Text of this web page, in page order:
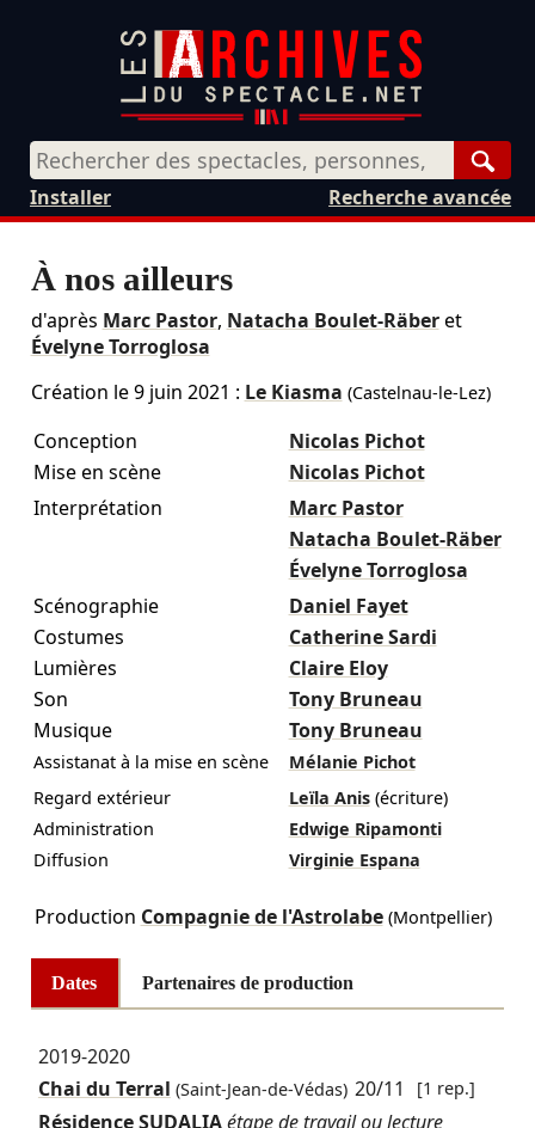
Recherche avancée
Installer
À nos ailleurs
d'après Marc Pastor, Natacha Boulet-Räberet
Évelyne Torroglosa
Création le9 juin 2021 : Le Kiasma (Castelnau-le-Lez)
Conception
Nicolas Pichot
Mise en scène
Nicolas Pichot
Interprétation
Marc Pastor
Natacha Boulet-Räber
Évelyne Torroglosa
Scénographie
Daniel Fayet
Costumes
Catherine Sardi
Lumières
Claire Eloy
Son
Tony Bruneau
Musique
Tony Bruneau
Assistanat à la mise en scène
Mélanie Pichot
Regard extérieur
Leïla Anis (écriture)
Administration
Edwige Ripamonti
Diffusion
Virginie Espana
Production Compagnie de l'Astrolabe(Montpellier)
Dates Partenaires de production
2019-2020
Chai du Terral (Saint-Jean-de-Védas) 20/11 [1 rep.]
Résidence SUDALIAétape de travail ou lecture